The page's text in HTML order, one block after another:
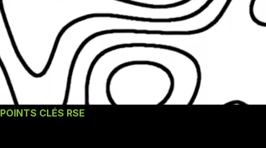
POINTS CLÉS RSE